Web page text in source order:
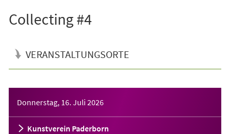
Collecting #4
VERANSTALTUNGSORTE
Donnerstag, 16. Juli 2026
Kunstverein Paderborn